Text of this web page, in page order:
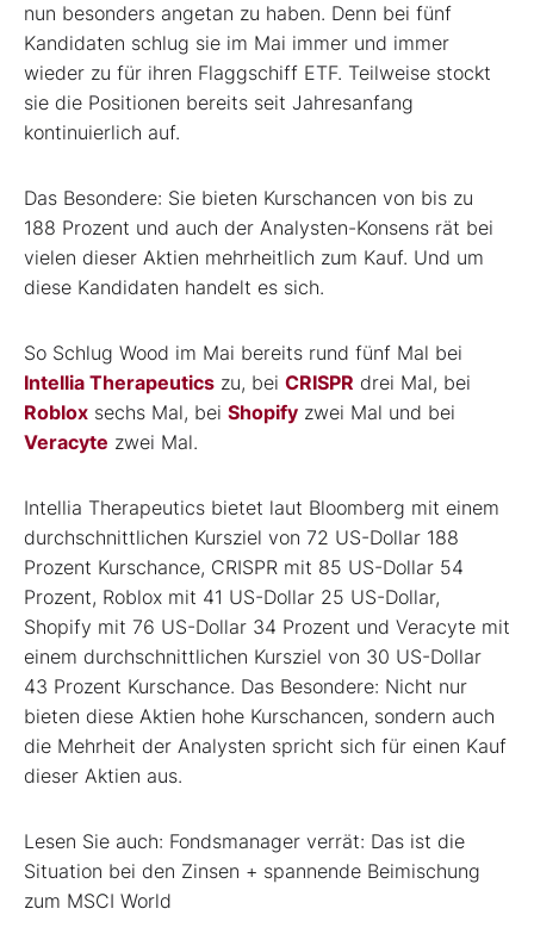
nun besonders angetan zu haben. Denn bei fünf
Kandidaten schlug sie im Mai immer und immer
wieder zu für ihren Flaggschiff ETF. Teilweise stockt
sie die Positionen bereits seit Jahresanfang
kontinuierlich auf.
Das Besondere: Sie bieten Kurschancen von bis zu
188 Prozent und auch der Analysten-Konsens rät bei
vielen dieser Aktien mehrheitlich zum Kauf. Und um
diese Kandidaten handelt es sich.
So Schlug Wood im Mai bereits rund fünf Mal bei
Intellia Therapeutics zu, bei CRISPR drei Mal, bei
Roblox sechs Mal, bei Shopify zwei Mal und bei
Veracyte zwei Mal.
Intellia Therapeutics bietet laut Bloomberg mit einem
durchschnittlichen Kursziel von 72 US-Dollar 188
Prozent Kurschance, CRISPR mit 85 US-Dollar 54
Prozent, Roblox mit 41 US-Dollar 25 US-Dollar,
Shopify mit 76 US-Dollar 34 Prozent und Veracyte mit
einem durchschnittlichen Kursziel von 30 US-Dollar
43 Prozent Kurschance. Das Besondere: Nicht nur
bieten diese Aktien hohe Kurschancen, sondern auch
die Mehrheit der Analysten spricht sich für einen Kauf
dieser Aktien aus.
Lesen Sie auch: Fondsmanager verrät: Das ist die
Situation bei den Zinsen + spannende Beimischung
zum MSCI World